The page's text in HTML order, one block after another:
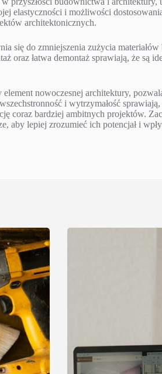
elastyczności i możliwości
architektonicznych.
się do zmniejszenia zużycia
oraz łatwa demontaż sprawiają, że są
nowoczesnej architektury,
i wytrzymałość
coraz bardziej ambitnych projektów.
aby lepiej zrozumieć ich potencjał i